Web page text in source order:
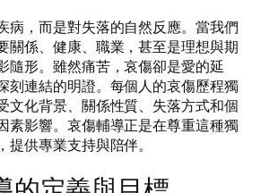
病，而是對失落的自然反應。當我們
關係、健康、職業，甚至是理想與期
隨形。雖然痛苦，哀傷卻是愛的延
刻連結的明證。每個人的哀傷歷程獨
文化背景、關係性質、失落方式和個
素影響。哀傷輔導正是在尊重這種獨
提供專業支持與陪伴。